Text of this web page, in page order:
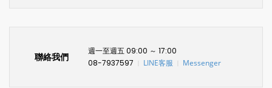
聯絡我們
週一至週五 09:00 ～ 17:00
08-7937597
LINE客服 Messenger